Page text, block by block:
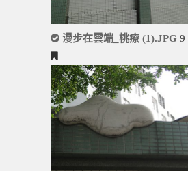
漫步在雲端_桃療 (1).JPG 9